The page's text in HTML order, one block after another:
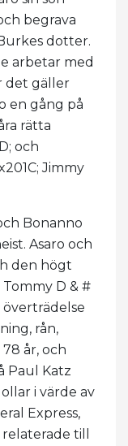
begrava
dotter.
arbetar med
det gäller
en gång på
rätta
och
Jimmy
Bonanno
Asaro och
den högt
D & #
överträdelse
rån,
år, och
Paul Katz
i värde av
Express,
till